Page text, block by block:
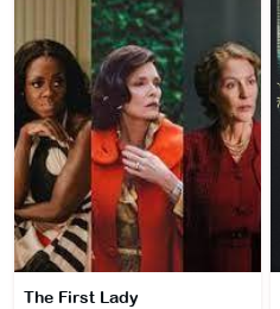
The First Lady